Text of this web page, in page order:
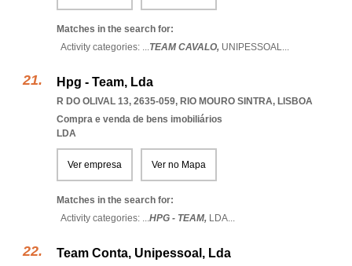
Matches in the search for:
Activity categories: ...TEAM CAVALO, UNIPESSOAL...
Hpg - Team, Lda
R DO OLIVAL 13, 2635-059, RIO MOURO SINTRA, LISBOA
Compra e venda de bens imobiliários
LDA
Ver empresa Ver no Mapa
Matches in the search for:
Activity categories: ...HPG - TEAM, LDA...
Team Conta, Unipessoal, Lda